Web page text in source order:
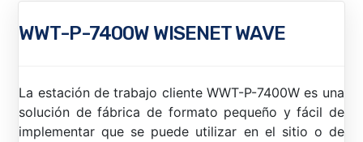
WWT-P-7400W WISENET WAVE
La estación de trabajo cliente WWT-P-7400W es una
solución de fábrica de formato pequeño y fácil de
implementar que se puede utilizar en el sitio o de